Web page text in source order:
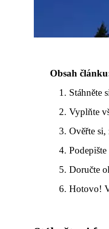
Obsah
Stáhněte
Vyplňte
Ověřte
Doručte
Hotovo!